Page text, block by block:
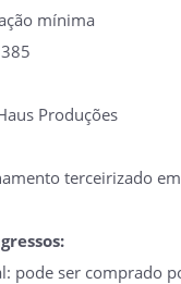
mínima
Produções
terceirizado
pode ser comprado